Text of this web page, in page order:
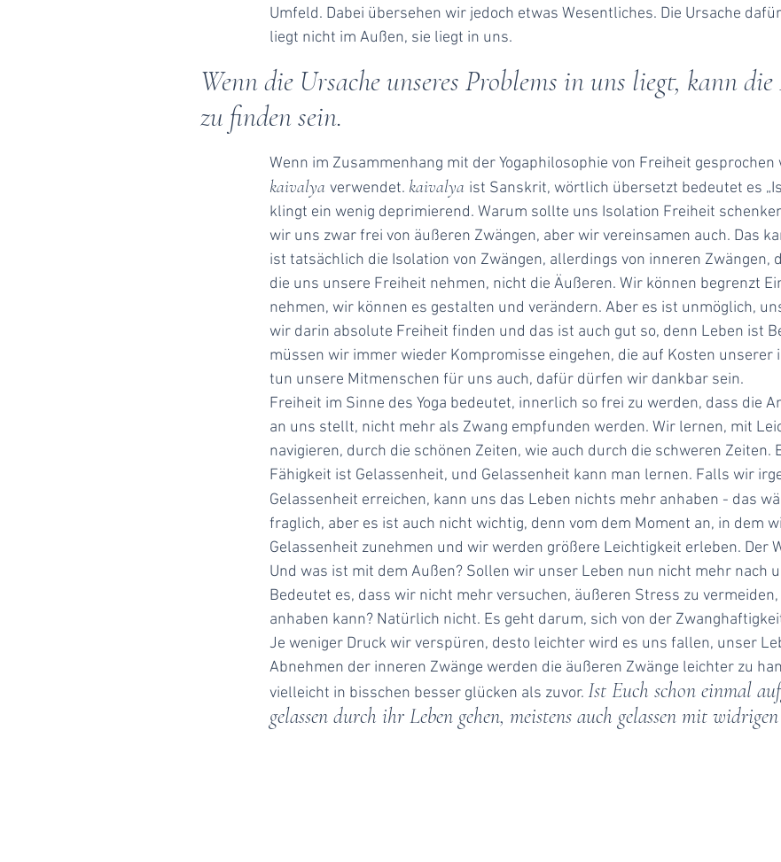
Umfeld. Dabei übersehen wir jedoch etwas Wesentliches. Die Ursache
liegt nicht im Außen, sie liegt in uns.
Wenn die Ursache unseres Problems in uns liegt, kann
zu finden sein.
Wenn im Zusammenhang mit der Yogaphilosophie von Freiheit
kaivalya verwendet. kaivalya ist Sanskrit, wörtlich übersetzt bedeutet es
klingt ein wenig deprimierend. Warum sollte uns Isolation Freiheit
wir uns zwar frei von äußeren Zwängen, aber wir vereinsamen auch. Das
ist tatsächlich die Isolation von Zwängen, allerdings von inneren Zwängen,
die uns unsere Freiheit nehmen, nicht die Äußeren. Wir können begrenzt
nehmen, wir können es gestalten und verändern. Aber es ist unmöglich,
wir darin absolute Freiheit finden und das ist auch gut so, denn Leben ist
müssen wir immer wieder Kompromisse eingehen, die auf Kosten unserer
tun unsere Mitmenschen für uns auch, dafür dürfen wir dankbar sein.
Freiheit im Sinne des Yoga bedeutet, innerlich so frei zu werden, dass die
an uns stellt, nicht mehr als Zwang empfunden werden. Wir lernen, mit
navigieren, durch die schönen Zeiten, wie auch durch die schweren Zeiten.
Fähigkeit ist Gelassenheit, und Gelassenheit kann man lernen. Falls wir
Gelassenheit erreichen, kann uns das Leben nichts mehr anhaben - das
fraglich, aber es ist auch nicht wichtig, denn vom dem Moment an, in dem
Gelassenheit zunehmen und wir werden größere Leichtigkeit erleben. Der
Und was ist mit dem Außen? Sollen wir unser Leben nun nicht mehr nach
Bedeutet es, dass wir nicht mehr versuchen, äußeren Stress zu
anhaben kann? Natürlich nicht. Es geht darum, sich von der
Je weniger Druck wir verspüren, desto leichter wird es uns fallen, unser
Abnehmen der inneren Zwänge werden die äußeren Zwänge leichter zu
vielleicht in bisschen besser glücken als zuvor. Ist Euch schon einmal
gelassen durch ihr Leben gehen, meistens auch gelassen mit